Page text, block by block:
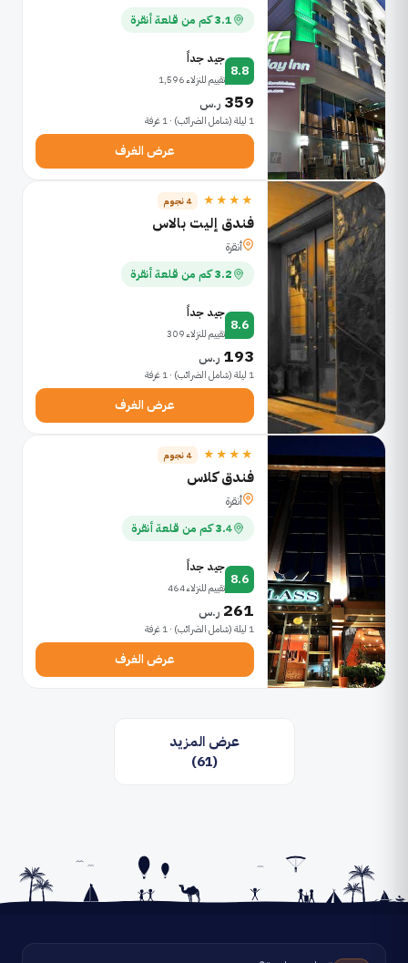
3.1 كم من قلعة أنقرة
8.8
جيد جداً
تقييم للنزلاء 1,596
359 ر.س
1 ليلة (شامل الضرائب) · 1 غرفة
عرض الغرف
★★★★ 4 نجوم
فندق إليت بالاس
أنقرة
3.2 كم من قلعة أنقرة
8.6
جيد جداً
تقييم للنزلاء 309
193 ر.س
1 ليلة (شامل الضرائب) · 1 غرفة
عرض الغرف
★★★★ 4 نجوم
فندق كلاس
أنقرة
3.4 كم من قلعة أنقرة
8.6
جيد جداً
تقييم للنزلاء 464
261 ر.س
1 ليلة (شامل الضرائب) · 1 غرفة
عرض الغرف
عرض المزيد
(61)